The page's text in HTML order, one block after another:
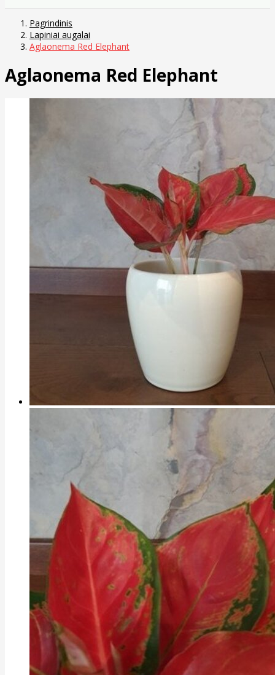
Pagrindinis
Lapiniai augalai
Aglaonema Red Elephant
Aglaonema Red Elephant